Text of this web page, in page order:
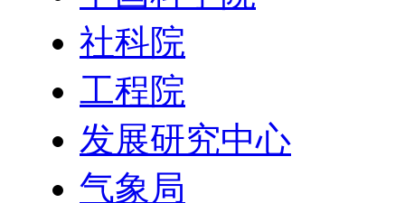
社科院
工程院
发展研究中心
气象局